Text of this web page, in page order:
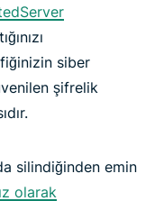
siber
şifrelik
silindiğinden emin
olarak